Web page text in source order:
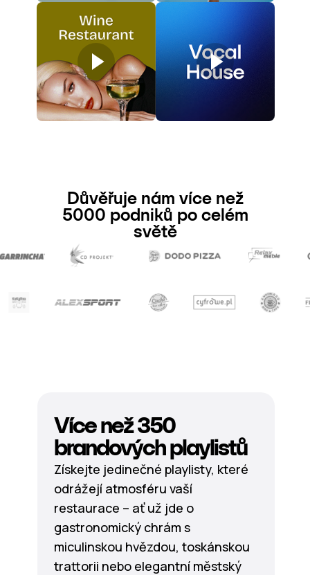
Důvěřuje nám více než
5000 podniků po celém
světě
Více než 350
brandových playlistů
Získejte jedinečné playlisty, které
odrážejí atmosféru vaší
restaurace – ať už jde o
gastronomický chrám s
miculinskou hvězdou, toskánskou
trattorii nebo elegantní městský